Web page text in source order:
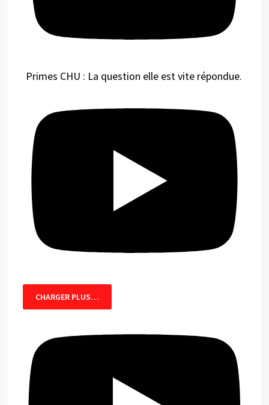
Primes CHU : La question elle est vite répondue.
CHARGER PLUS…